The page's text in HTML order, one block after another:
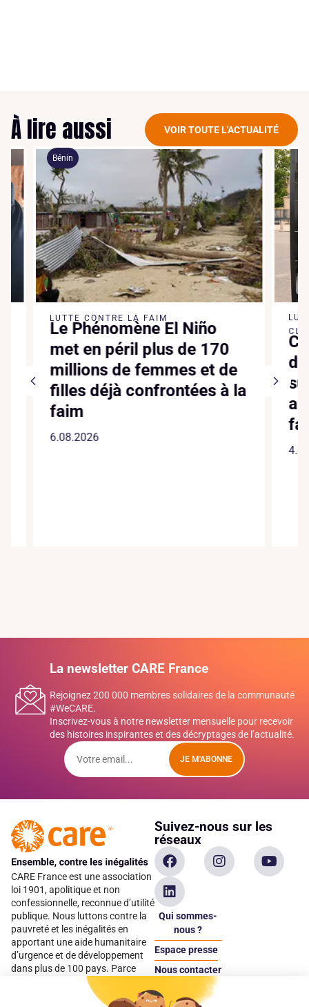
À lire aussi VOIR TOUTE L'ACTUALITÉ
Bénin
LUTTE CONTRE LA FAIM
Le Phénomène El Niño
met en péril plus de 170
millions de femmes et de
filles déjà confrontées à la
faim
6.08.2026
LUTTE
La newsletter CARE France
Rejoignez 200 000 membres solidaires de la communauté
#WeCARE.
Inscrivez-vous à notre newsletter mensuelle pour recevoir
des histoires inspirantes et des décryptages de l’actualité.
JE M'ABONNE
CARE France est une association
loi 1901, apolitique et non
confessionnelle, reconnue d’utilité
publique. Nous luttons contre la
pauvreté et les inégalités en
apportant une aide humanitaire
d’urgence et de développement
dans plus de 100 pays. Parce
qu’elles sont les premières
victimes des inégalités, CARE met
Suivez-nous sur les
réseaux
Qui sommes-
nous ?
Espace presse
Nous contacter
Espace
donateur